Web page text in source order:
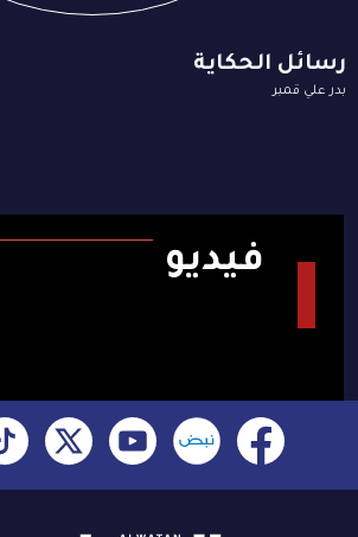
رسائل الحكاية
بدر علي قمبر
فيديو